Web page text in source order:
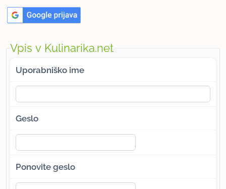
Vpis v Kulinarika.net
Uporabniško ime
Geslo
Ponovite geslo